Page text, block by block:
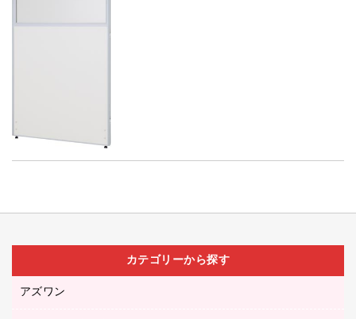
カテゴリーから探す
アズワン